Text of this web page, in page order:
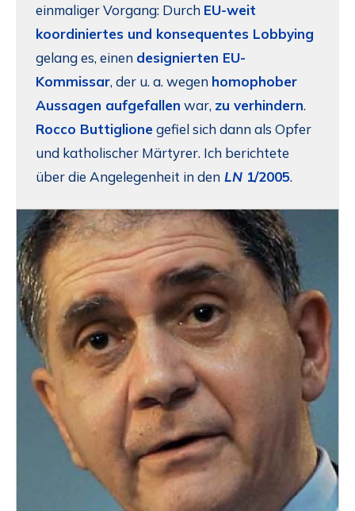
einmaliger Vorgang: Durch EU-weit
koordiniertes und konsequentes Lobbying
gelang es, einen designierten EU-
Kommissar, der u. a. wegen homophober
Aussagen aufgefallen war, zu verhindern.
Rocco Buttiglionegefiel sich dann als Opfer
und katholischer Märtyrer. Ich berichtete
über die Angelegenheit in den LN 1/2005.